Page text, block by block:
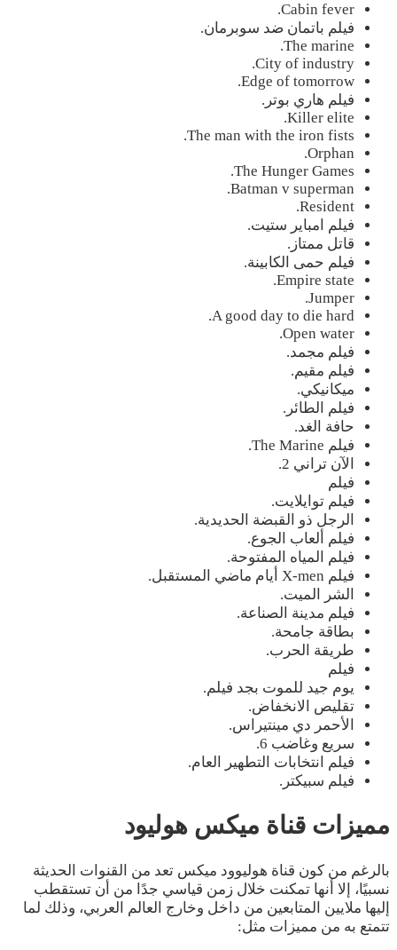
Cabin fever.
فيلم باتمان ضد سوبرمان.
The marine.
City of industry.
Edge of tomorrow.
فيلم هاري بوتر.
Killer elite.
The man with the iron fists.
Orphan.
The Hunger Games.
Batman v superman.
Resident.
فيلم امباير ستيت.
قاتل ممتاز.
فيلم حمى الكابينة.
Empire state.
Jumper.
A good day to die hard.
Open water.
فيلم مجمد.
فيلم مقيم.
ميكانيكي.
فيلم الطائر.
حافة الغد.
فيلم The Marine.
الآن تراني 2.
فيلم
فيلم توايلايت.
الرجل ذو القبضة الحديدية.
فيلم ألعاب الجوع.
فيلم المياه المفتوحة.
فيلم X-men أيام ماضي المستقبل.
الشر الميت.
فيلم مدينة الصناعة.
بطاقة جامحة.
طريقة الحرب.
فيلم
يوم جيد للموت بجد فيلم.
تقليص الانخفاض.
الأحمر دي مينتيراس.
سريع وغاضب 6.
فيلم انتخابات التطهير العام.
فيلم سبيكتر.
مميزات قناة ميكس هوليود
بالرغم من كون قناة هوليوود ميكس تعد من القنوات الحديثة
نسبيًا، إلا أنها تمكنت خلال زمن قياسي جدًا من أن تستقطب
إليها ملايين المتابعين من داخل وخارج العالم العربي، وذلك لما
تتمتع به من مميزات مثل: